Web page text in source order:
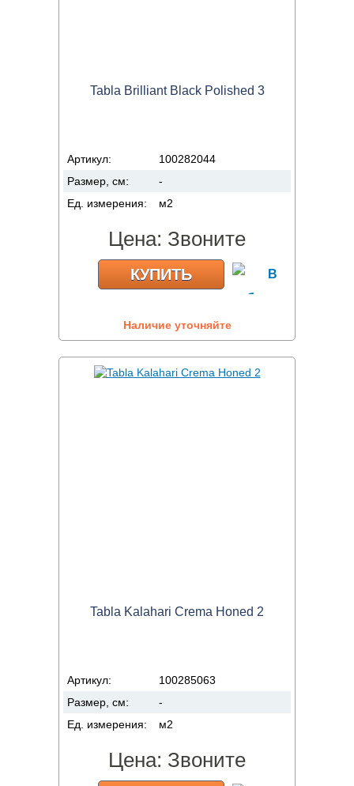
Tabla Brilliant Black Polished 3
Артикул:
100282044
Размер, см:
-
Ед. измерения:
м2
Цена: Звоните
КУПИТЬ
Наличие уточняйте
Tabla Kalahari Crema Honed 2
Артикул:
100285063
Размер, см:
-
Ед. измерения:
м2
Цена: Звоните